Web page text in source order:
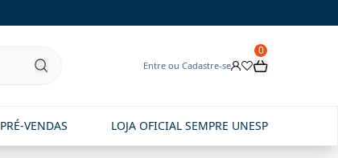
Entre ou Cadastre-se
0
PRÉ-VENDAS LOJA OFICIAL SEMPRE UNESP